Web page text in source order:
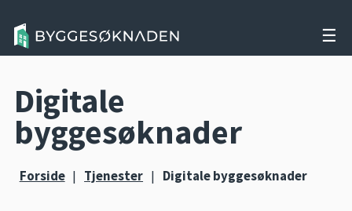
☰
Digitale
byggesøknader
Forside | Tjenester | Digitale byggesøknader